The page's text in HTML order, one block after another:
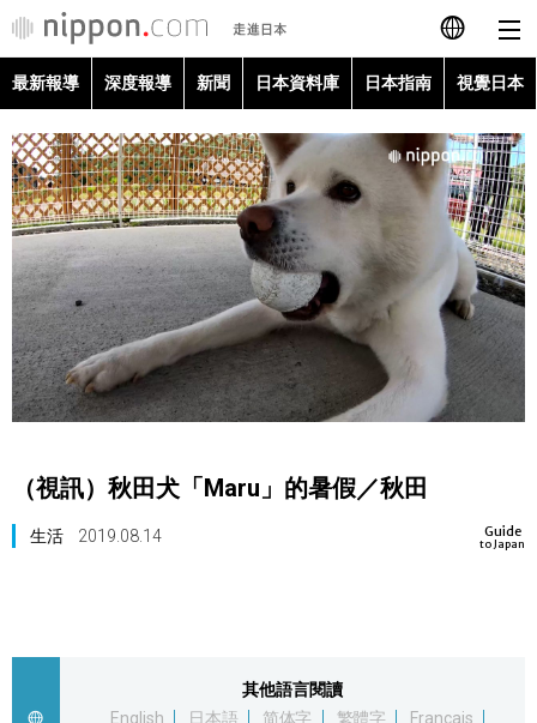
日本語
English
Français
Español
العربية
最新報導
深度報導
新聞
日本指南
更多
最新報導 深度報導 新聞 日本資料庫 日本指南 視覺日本
（視訊）秋田犬「Maru」的暑假／秋田
Guide
to Japan
生活 2019.08.14
其他語言閱讀
English
日本語 简体字 繁體字
Français